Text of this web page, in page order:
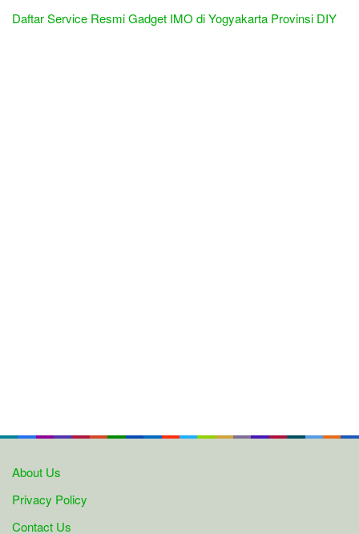
Daftar Service Resmi Gadget IMO di Yogyakarta Provinsi DIY
About Us
Privacy Policy
Contact Us